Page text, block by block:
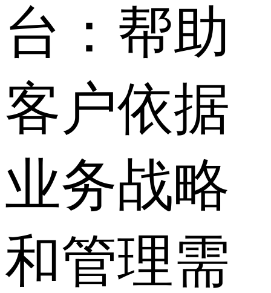
台：帮助
客户依据
业务战略
和管理需